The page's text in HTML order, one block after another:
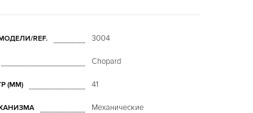
REF. 3004
Chopard
(MM) 41
Механические